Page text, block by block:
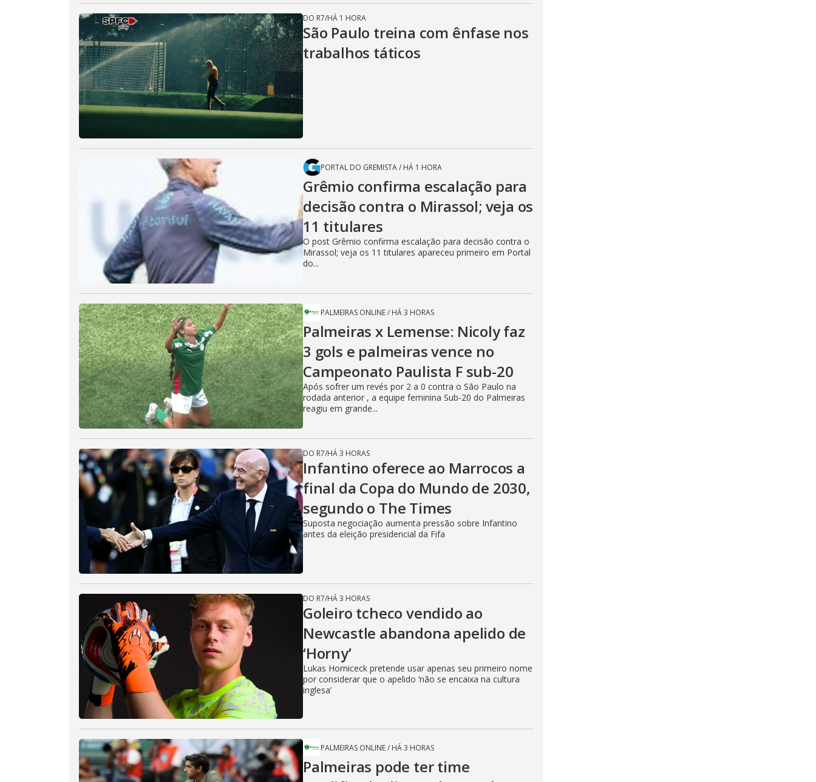
DO R7/HÁ 1 HORA
São Paulo treina com ênfase nos
trabalhos táticos
PORTAL DO GREMISTA/ HÁ 1 HORA
Grêmio confirma escalação para
decisão contra o Mirassol; veja os
11 titulares
O post Grêmio confirma escalação para decisão contra o
Mirassol; veja os 11 titulares apareceu primeiro em Portal
do...
PALMEIRAS ONLINE/ HÁ 3 HORAS
Palmeiras x Lemense: Nicoly faz
3 gols e palmeiras vence no
Campeonato Paulista F sub-20
Após sofrer um revés por 2 a 0 contra o São Paulo na
rodada anterior , a equipe feminina Sub-20 do Palmeiras
reagiu em grande...
DO R7/HÁ 3 HORAS
Infantino oferece ao Marrocos a
final da Copa do Mundo de 2030,
segundo o The Times
Suposta negociação aumenta pressão sobre Infantino
antes da eleição presidencial da Fifa
DO R7/HÁ 3 HORAS
Goleiro tcheco vendido ao
Newcastle abandona apelido de
‘Horny’
Lukas Horniceck pretende usar apenas seu primeiro nome
por considerar que o apelido ‘não se encaixa na cultura
inglesa’
PALMEIRAS ONLINE/ HÁ 3 HORAS
Palmeiras pode ter time